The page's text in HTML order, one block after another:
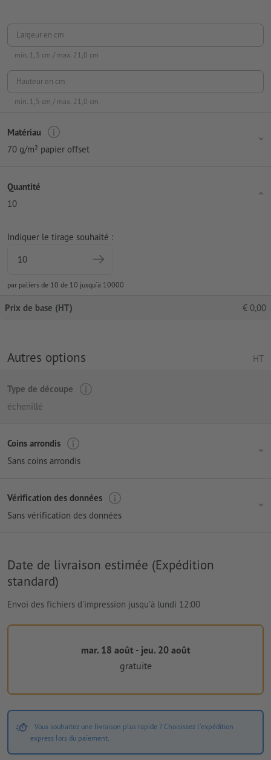
Largeur en cm
min. 1,5 cm / max. 21,0 cm
Hauteur en cm
min. 1,5 cm / max. 21,0 cm
Matériau
70 g/m² papier offset
Quantité
10
Indiquer le tirage souhaité :
par paliers de 10 de 10 jusqu'à 10000
Prix de base (HT) € 0,00
Autres options HT
Type de découpe
échenillé
Coins arrondis
Sans coins arrondis
Vérification des données
Sans vérification des données
Date de livraison estimée (Expédition
standard)
Envoi des fichiers d'impression jusqu'à lundi 12:00
mar. 18 août - jeu. 20 août
gratuite
Vous souhaitez une livraison plus rapide ? Choisissez l'expédition
express lors du paiement.